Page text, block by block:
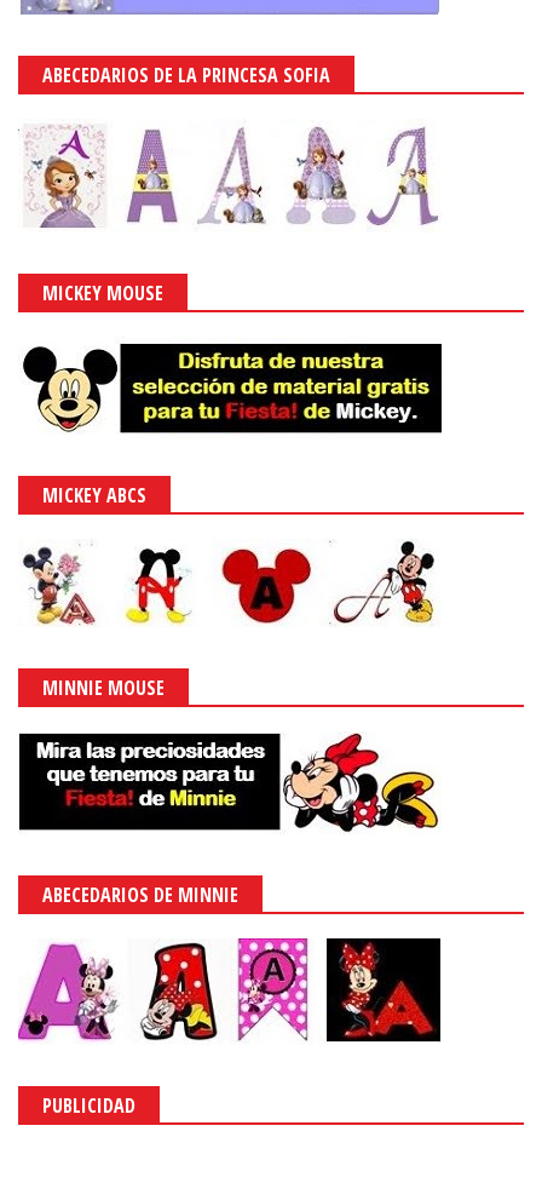
ABECEDARIOS DE LA PRINCESA SOFIA
MICKEY MOUSE
MICKEY ABCS
MINNIE MOUSE
ABECEDARIOS DE MINNIE
PUBLICIDAD